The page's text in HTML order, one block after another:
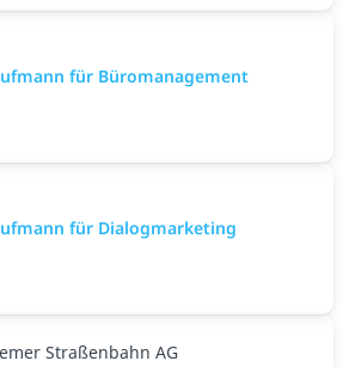
für Büromanagement
für Dialogmarketing
Straßenbahn AG